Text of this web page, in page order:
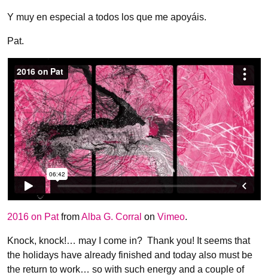
Y muy en especial a todos los que me apoyáis.
Pat.
2016 on PatfromAlba G. Corral on Vimeo.
Knock, knock!… may I come in? Thank you! It seems that
the holidays have already finished and today also must be
the return to work… so with such energy and a couple of